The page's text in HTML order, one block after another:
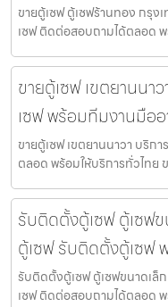
ขายตู้เซฟ ตู้เซฟร้านทอง กรุ
เซฟ ติดต่อสอบถามได้ตลอด
ขายตู้เซฟ เขตยานน
เซฟ พร้อมทีมงานมือ
ขายตู้เซฟ เขตยานนาวา บริก
ตลอด พร้อมให้บริการทั่วไทย
รับติดตั้งตู้เซฟ ตู้เซฟ
ตู้เซฟ รับติดตั้งตู้เซฟ
รับติดตั้งตู้เซฟ ตู้เซฟขนาดเล็
เซฟ ติดต่อสอบถามได้ตลอด